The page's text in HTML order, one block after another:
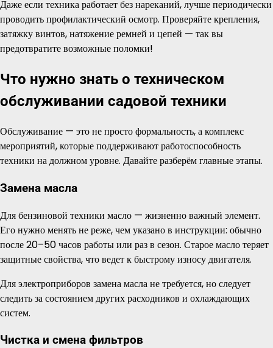
Даже если техника работает без нареканий, лучше периодически
проводить профилактический осмотр. Проверяйте крепления,
затяжку винтов, натяжение ремней и цепей — так вы
предотвратите возможные поломки!
Что нужно знать о техническом
обслуживании садовой техники
Обслуживание — это не просто формальность, а комплекс
мероприятий, которые поддерживают работоспособность
техники на должном уровне. Давайте разберём главные этапы.
Замена масла
Для бензиновой техники масло — жизненно важный элемент.
Его нужно менять не реже, чем указано в инструкции: обычно
после 20–50 часов работы или раз в сезон. Старое масло теряет
защитные свойства, что ведет к быстрому износу двигателя.
Для электроприборов замена масла не требуется, но следует
следить за состоянием других расходников и охлаждающих
систем.
Чистка и смена фильтров